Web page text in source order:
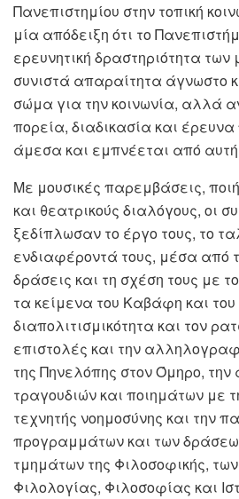
Πανεπιστημίου στην τοπική
μία απόδειξη ότι το
ερευνητική δραστηριότητα
συνιστά απαραίτητα άγνωστο
σώμα για την κοινωνία, αλλά
πορεία, διαδικασία και
άμεσα και εμπνέεται από
Με μουσικές παρεμβάσεις,
και θεατρικούς διαλόγους, οι
ξεδίπλωσαν το έργο τους, το
ενδιαφέροντά τους, μέσα από
δράσεις και τη σχέση τους με
τα κείμενα του Καβάφη και
διαπολιτισμικότητα και τον
επιστολές και την
της Πηνελόπης στον Όμηρο,
τραγουδιών και ποιημάτων με
τεχνητής νοημοσύνης και την
προγραμμάτων και των
τμημάτων της Φιλοσοφικής,
Φιλολογίας, Φιλοσοφίας και